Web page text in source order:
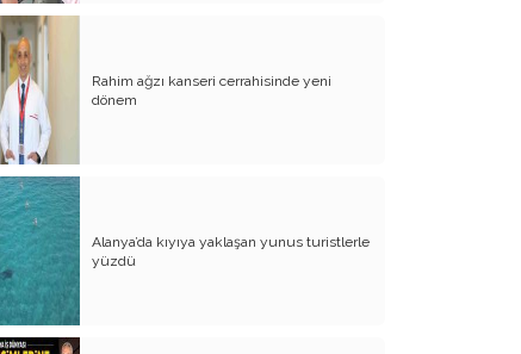
Belediye Başkanı'na Neden Oy
Vermeliyim?
AKP'nin Mülteci Politikası ve
şehitlerimiz!..
Geleceğimize biz karar verelim!..
Kamacı’nın resti!.. İYİ Parti’nin kararı
Emine öğretmenim; Atatürk sizlere
güvendi!..
Açıkça söyleyin ‘’Cumhuriyete
karşısınız!’’
Rahim ağzı kanseri cerrahisinde yeni
dönem
Alanya’da kıyıya yaklaşan yunus turistlerle
yüzdü